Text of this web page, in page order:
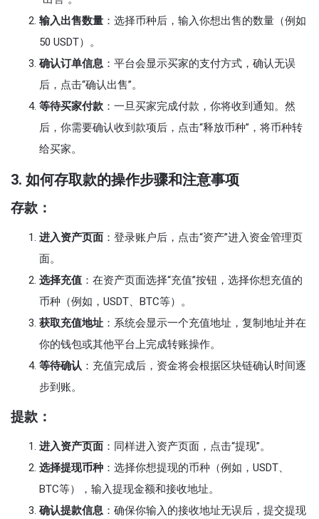
输入出售数量 ：选择币种后，输入你想出售的数量（例如
50 USDT）。
确认订单信息 ：平台会显示买家的支付方式，确认无误
后，点击“确认出售”。
等待买家付款 ：一旦买家完成付款，你将收到通知。然
后，你需要确认收到款项后，点击“释放币种”，将币种转
给买家。
3. 如何存取款的操作步骤和注意事项
存款：
进入资产页面 ：登录账户后，点击“资产”进入资金管理页
面。
选择充值 ：在资产页面选择“充值”按钮，选择你想充值的
币种（例如，USDT、BTC等）。
获取充值地址 ：系统会显示一个充值地址，复制地址并在
你的钱包或其他平台上完成转账操作。
等待确认 ：充值完成后，资金将会根据区块链确认时间逐
步到账。
提款：
进入资产页面 ：同样进入资产页面，点击“提现”。
选择提现币种 ：选择你想提现的币种（例如，USDT、
BTC等），输入提现金额和接收地址。
确认提款信息 ：确保你输入的接收地址无误后，提交提现